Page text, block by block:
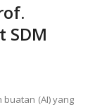
SDM
(AI) yang